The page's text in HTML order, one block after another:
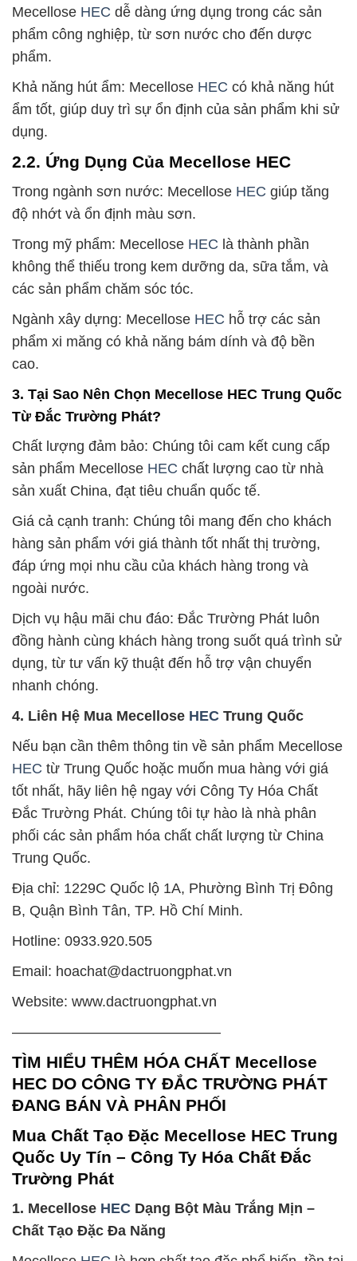
Mecellose HEC dễ dàng ứng dụng trong các sản
phẩm công nghiệp, từ sơn nước cho đến dược
phẩm.
Khả năng hút ẩm: Mecellose HEC có khả năng hút
ẩm tốt, giúp duy trì sự ổn định của sản phẩm khi sử
dụng.
2.2. Ứng Dụng Của Mecellose HEC
Trong ngành sơn nước: Mecellose HEC giúp tăng
độ nhớt và ổn định màu sơn.
Trong mỹ phẩm: Mecellose HEC là thành phần
không thể thiếu trong kem dưỡng da, sữa tắm, và
các sản phẩm chăm sóc tóc.
Ngành xây dựng: Mecellose HEC hỗ trợ các sản
phẩm xi măng có khả năng bám dính và độ bền
cao.
3. Tại Sao Nên Chọn Mecellose HEC Trung Quốc
Từ Đắc Trường Phát?
Chất lượng đảm bảo: Chúng tôi cam kết cung cấp
sản phẩm Mecellose HEC chất lượng cao từ nhà
sản xuất China, đạt tiêu chuẩn quốc tế.
Giá cả cạnh tranh: Chúng tôi mang đến cho khách
hàng sản phẩm với giá thành tốt nhất thị trường,
đáp ứng mọi nhu cầu của khách hàng trong và
ngoài nước.
Dịch vụ hậu mãi chu đáo: Đắc Trường Phát luôn
đồng hành cùng khách hàng trong suốt quá trình sử
dụng, từ tư vấn kỹ thuật đến hỗ trợ vận chuyển
nhanh chóng.
4. Liên Hệ Mua Mecellose HEC Trung Quốc
Nếu bạn cần thêm thông tin về sản phẩm Mecellose
HEC từ Trung Quốc hoặc muốn mua hàng với giá
tốt nhất, hãy liên hệ ngay với Công Ty Hóa Chất
Đắc Trường Phát. Chúng tôi tự hào là nhà phân
phối các sản phẩm hóa chất chất lượng từ China
Trung Quốc.
Địa chỉ: 1229C Quốc lộ 1A, Phường Bình Trị Đông
B, Quận Bình Tân, TP. Hồ Chí Minh.
Hotline: 0933.920.505
Email: hoachat@dactruongphat.vn
Website: www.dactruongphat.vn
——————————————–
TÌM HIỂU THÊM HÓA CHẤT Mecellose
HEC DO CÔNG TY ĐẮC TRƯỜNG PHÁT
ĐANG BÁN VÀ PHÂN PHỐI
Mua Chất Tạo Đặc Mecellose HEC Trung
Quốc Uy Tín – Công Ty Hóa Chất Đắc
Trường Phát
1. Mecellose HEC Dạng Bột Màu Trắng Mịn –
Chất Tạo Đặc Đa Năng